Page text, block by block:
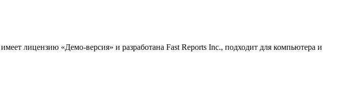
лицензию «Демо-версия» и разработана Fast Reports Inc., подходит для компьютера и